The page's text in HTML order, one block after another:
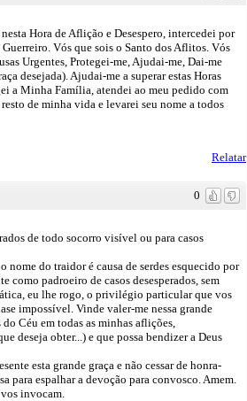
Hora de Aflição e Desespero, intercedei por
Vós que sois o Santo dos Aflitos. Vós
Urgentes, Protegei-me, Ajudai-me, Dai-me
desejada). Ajudai-me a superar estas Horas
a Minha Família, atendei ao meu pedido com
de minha vida e levarei seu nome a todos
Relatar
0
de todo socorro visível ou para casos
nome do traidor é causa de serdes esquecido por
como padroeiro de casos desesperados, sem
eu lhe rogo, o privilégio particular que vos
impossível. Vinde valer-me nessa grande
do Céu em todas as minhas aflições,
deseja obter...) e que possa bendizer a Deus
esta grande graça e não cessar de honra-
para espalhar a devoção para convosco. Amem.
vos invocam.